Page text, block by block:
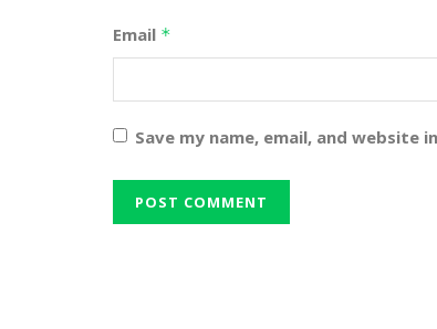
Email *
Save my name, email, and